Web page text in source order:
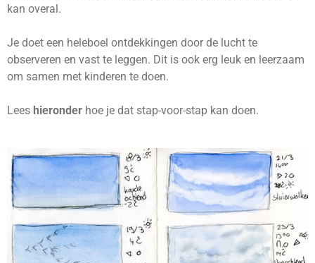
kan overal.
Je doet een heleboel ontdekkingen door de lucht te
observeren en vast te leggen. Dit is ook erg leuk en leerzaam
om samen met kinderen te doen.
Lees hieronder hoe je dat stap-voor-stap kan doen.